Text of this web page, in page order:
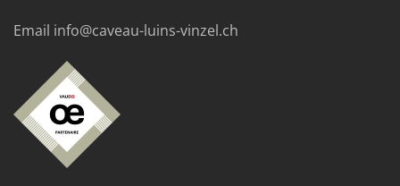
Email info@caveau-luins-vinzel.ch